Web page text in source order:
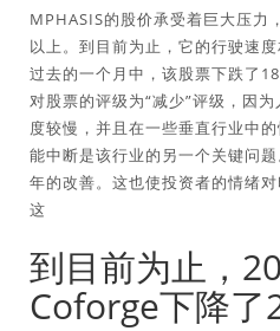
MPHASIS的股价承受着巨大压力
以上。到目前为止，它的行驶速
过去的一个月中，该股票下跌了
对股票的评级为“减少”评级，因
度较慢，并且在一些垂直行业中
能中断是该行业的另一个关键问
年的改善。这也使投资者的情绪
这
到目前为止，
Coforge下降了